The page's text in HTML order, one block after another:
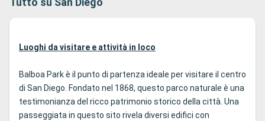
Luoghi da visitare e attività in loco
Balboa Park è il punto di partenza ideale per visitare il centro
di San Diego. Fondato nel 1868, questo parco naturale è una
testimonianza del ricco patrimonio storico della città. Una
passeggiata in questo sito rivela diversi edifici con